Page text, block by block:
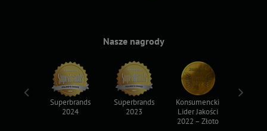
Nasze nagrody
Superbrands
2024
Superbrands
2023
Konsumencki
Lider Jakości
2022 – Złoto